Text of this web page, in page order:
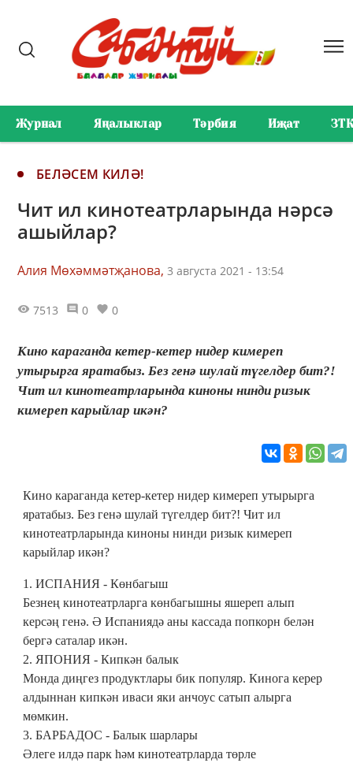
Журнал Яңалыклар Тәрбия Иҗат ЗТК
БЕЛӘСЕМ КИЛӘ!
Чит ил кинотеатрларында нәрсә
ашыйлар?
Алия Мөхәммәтҗанова, 3 августа 2021 - 13:54
7513 0 0
Кино караганда кетер-кетер нидер кимереп
утырырга яратабыз. Без генә шулай түгелдер бит?!
Чит ил кинотеатрларында киноны нинди ризык
кимереп карыйлар икән?
Кино караганда кетер-кетер нидер кимереп утырырга
яратабыз. Без генә шулай түгелдер бит?! Чит ил
кинотеатрларында киноны нинди ризык кимереп
карыйлар икән?
1. ИСПАНИЯ - Көнбагыш
Безнең кинотеатрларга көнбагышны яшереп алып
керсәң генә. Ә Испаниядә аны кассада попкорн белән
бергә саталар икән.
2. ЯПОНИЯ - Кипкән балык
Монда диңгез продуктлары бик популяр. Кинога керер
алдыннан кипкән иваси яки анчоус сатып алырга
мөмкин.
3. БАРБАДОС - Балык шарлары
Әлеге илдә парк һәм кинотеатрларда төрле